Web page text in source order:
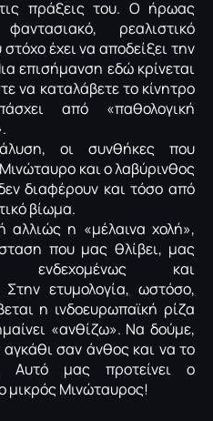
πράξεις του. Ο ήρωας
ρεαλιστικό
έχει να αποδείξει την
επισήμανση εδώ κρίνεται
να καταλάβετε το κίνητρο
από «παθολογική
οι συνθήκες που
και ο λαβύρινθος
διαφέρουν και τόσο από
βίωμα.
αλλιώς η «μέλαινα χολή»,
που μας θλίβει, μας
ενδεχομένως και
Στην ετυμολογία, ωστόσο,
η ινδοευρωπαϊκή ρίζα
«ανθίζω». Να δούμε,
αγκάθι σαν άνθος και να το
Αυτό μας προτείνει ο
μικρός Μινώταυρος!